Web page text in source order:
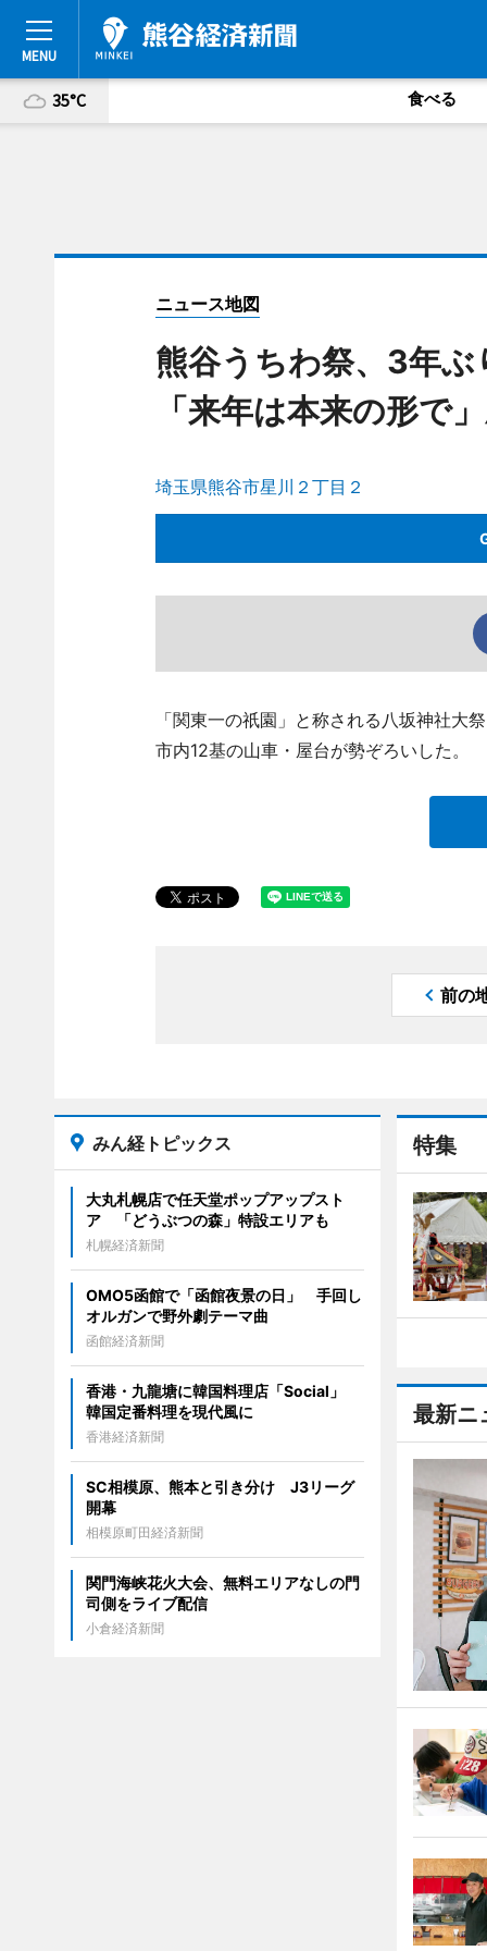
35°C 食べる
ニュース地図
熊谷うちわ祭、3年
「来年は本来の形で
埼玉県熊谷市星川２丁目２
「関東一の祇園」と称される八坂神社
市内12基の山車・屋台が勢ぞろいした。
前の
特集
最新ニ
みん経トピックス
大丸札幌店で任天堂ポップアップスト
ア 「どうぶつの森」特設エリアも
札幌経済新聞
OMO5函館で「函館夜景の日」 手回し
オルガンで野外劇テーマ曲
函館経済新聞
香港・九龍塘に韓国料理店「Social」
韓国定番料理を現代風に
香港経済新聞
SC相模原、熊本と引き分け J3リーグ
開幕
相模原町田経済新聞
関門海峡花火大会、無料エリアなしの門
司側をライブ配信
小倉経済新聞